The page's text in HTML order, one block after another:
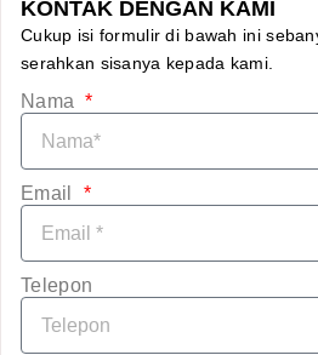
KONTAK DENGAN KAMI
Cukup isi formulir di bawah ini
serahkan sisanya kepada kami.
Nama
Email
Telepon